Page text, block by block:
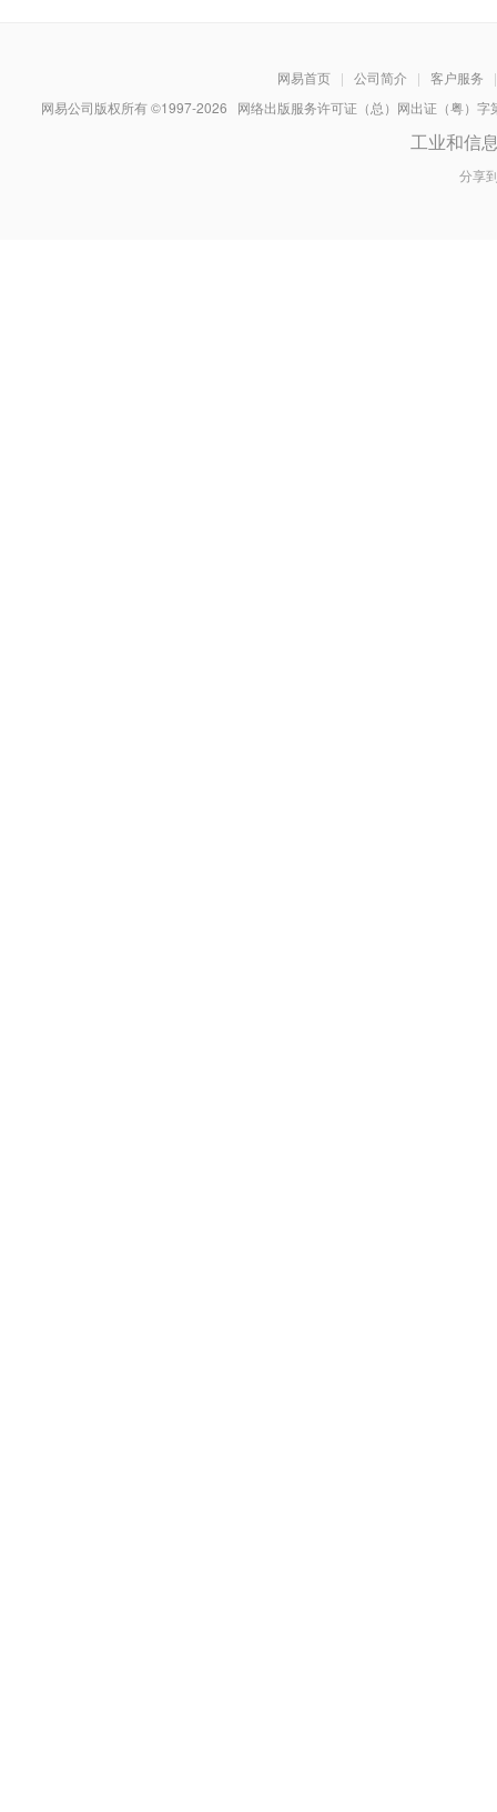
网易首页 | 公司简介 | 客户服务
|
网易公司版权所有 ©1997-2026 网络出版服务许可证（总）网出证（粤）
工业和信
分享